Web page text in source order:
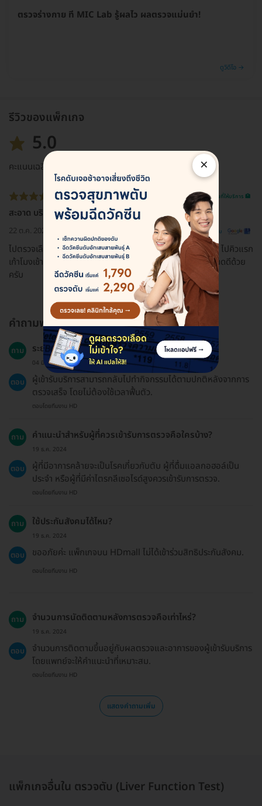
ตรวจร่างกาย ที่ MIC Lab รู้ผลไว ผลตรวจแม่นยำ!
ดูวิดีโอ →
รีวิวของแพ็กเกจ
5.0
คะแนนเฉลี่ย
รีวิวสถานที่ให้บริการ 🏥
สะอาด บริการดี ผลออกเร็ว
22 ต.ค. 2024 ดูรีวิวต้นฉบับ
ไปตรวจเลือดกับปัสสาวะมา เจ้าหน้าที่บริการดีและทำงานรวดเร็ว ไปคิวแรก
เก้าโมงเช้า รอแค่สองชั่วโมงก็ได้ผลเข้าอีเมลแล้วครับ พื้นที่สะอาดดีด้วย
ครับ
คำถามพบบ่อย
ถาม ระยะเวลาฟื้นตัวหลังการตรวจคือเท่าไหร่?
04 มิ.ย. 2023
ตอบ
ผู้เข้ารับบริการสามารถกลับไปทำกิจกรรมได้ตามปกติหลังจากการ
ตรวจเสร็จ โดยไม่ต้องใช้เวลาฟื้นตัว.
ตอบโดยทีมงาน HD
ถาม คำแนะนำสำหรับผู้ที่ควรเข้ารับการตรวจคือใครบ้าง?
19 ธ.ค. 2024
ตอบ
ผู้ที่มีอาการคล้ายจะเป็นโรคเกี่ยวกับตับ ผู้ที่ดื่มแอลกอฮอล์เป็น
ประจำ หรือผู้ที่มีค่าไตรกลีเซอไรด์สูงควรเข้ารับการตรวจ.
ตอบโดยทีมงาน HD
ถาม ใช้ประกันสังคมได้ไหม?
19 ธ.ค. 2024
ตอบ ขออภัยค่ะ แพ็กเกจบน HDmall ไม่ได้เข้าร่วมสิทธิประกันสังคม.
ตอบโดยทีมงาน HD
ถาม จำนวนการนัดติดตามหลังการตรวจคือเท่าไหร่?
19 ธ.ค. 2024
ตอบ
จำนวนการติดตามขึ้นอยู่กับผลตรวจและอาการของผู้เข้ารับบริการ
โดยแพทย์จะให้คำแนะนำที่เหมาะสม.
ตอบโดยทีมงาน HD
แสดงคำถามเพิ่ม
แพ็กเกจอื่นใน ตรวจตับ (Liver Function Test)
×